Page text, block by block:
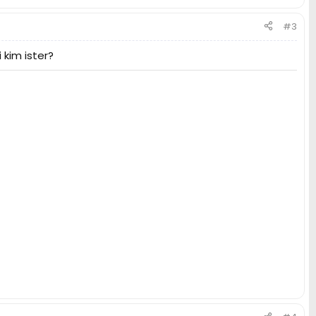
#3
kim ister?